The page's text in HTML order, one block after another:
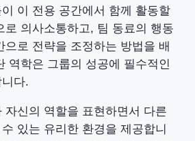
이 전용 공간에서 함께 활동할
로 의사소통하고, 팀 동료의 행동
으로 전략을 조정하는 방법을 배
역학은 그룹의 성공에 필수적인
다.
자신의 역할을 표현하면서 다른
있는 유리한 환경을 제공합니